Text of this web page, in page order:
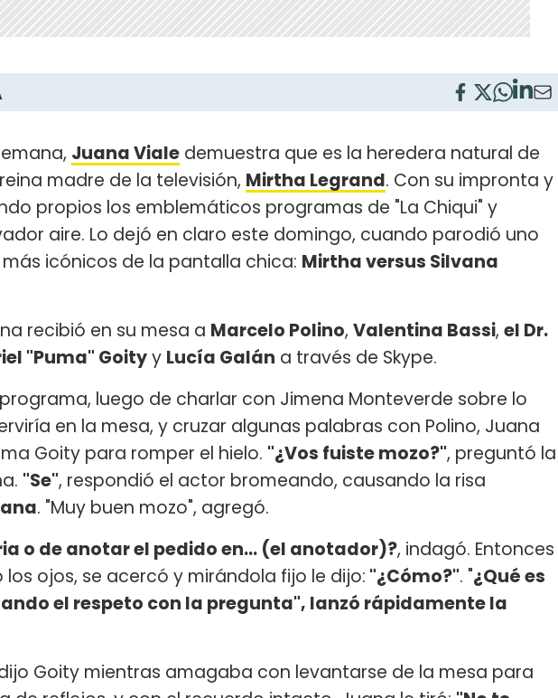
Juana Viale demuestra que es la heredera natural de
madre de la televisión, Mirtha Legrand. Con su impronta y
propios los emblemáticos programas de "La Chiqui" y
aire. Lo dejó en claro este domingo, cuando parodió uno
icónicos de la pantalla chica: Mirtha versus Silvana
recibió en su mesa a Marcelo Polino, Valentina Bassi, el Dr.
"Puma" Goityy Lucía Galán a través de Skype.
luego de charlar con Jimena Monteverde sobre lo
en la mesa, y cruzar algunas palabras con Polino, Juana
Goity para romper el hielo. "¿Vos fuiste mozo?", preguntó la
"Se", respondió el actor bromeando, causando la risa
. "Muy buen mozo", agregó.
o de anotar el pedido en... (el anotador)?, indagó. Entonces
los ojos, se acercó y mirándola fijo le dijo: "¿Cómo?". "¿Qué es
el respeto con la pregunta", lanzó rápidamente la
Goity mientras amagaba con levantarse de la mesa para